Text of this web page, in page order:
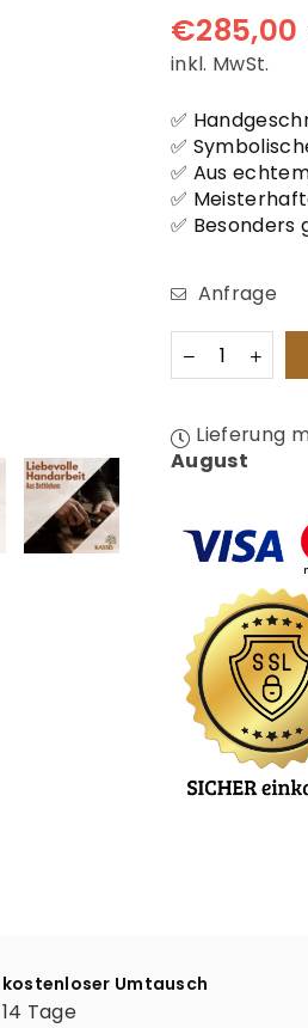
Normaler
Preis
€285,00
inkl. MwSt.
✅
✅
✅ Aus
✅
✅
Anfrage
Menge
Lieferung
August
kostenloser Umtausch
14 Tage